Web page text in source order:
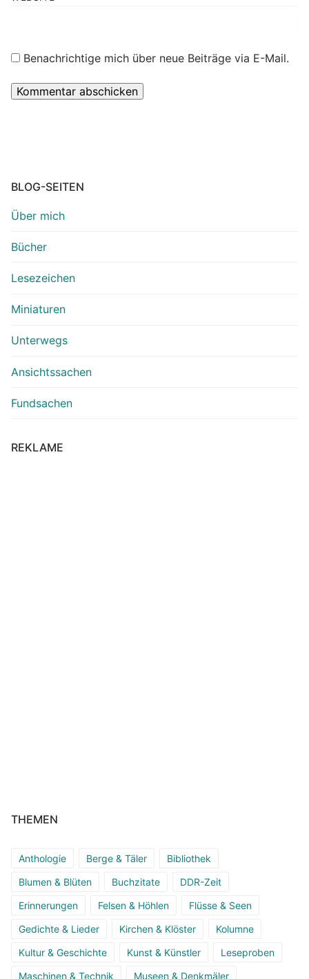
Benachrichtige mich über neue Beiträge via E-Mail.
BLOG-SEITEN
Über mich
Bücher
Lesezeichen
Miniaturen
Unterwegs
Ansichtssachen
Fundsachen
REKLAME
THEMEN
Anthologie Berge & Täler
Bibliothek
Blumen & Blüten
Buchzitate
DDR-Zeit
Erinnerungen
Felsen & Höhlen
Flüsse & Seen
Gedichte & Lieder
Kirchen & Klöster
Kolumne
Kultur & Geschichte
Kunst & Künstler
Leseproben
Maschinen & Technik
Museen & Denkmäler